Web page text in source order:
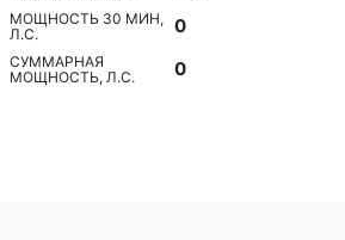
МОЩНОСТЬ 30 МИН,
Л.С.
0
СУММАРНАЯ
МОЩНОСТЬ, Л.С.
0